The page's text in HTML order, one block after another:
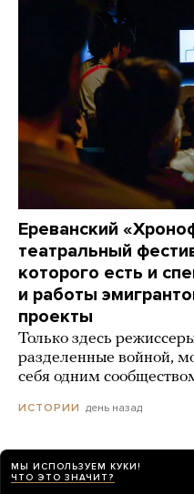
Ереванский
театральный
которого есть и
и работы
проекты
Только здесь
разделенные войной,
себя одним
ИСТОРИИ день назад
В Рязани прекратили
полицейских,
МЫ ИСПОЛЬЗУЕМ КУКИ!
ЧТО ЭТО ЗНАЧИТ?